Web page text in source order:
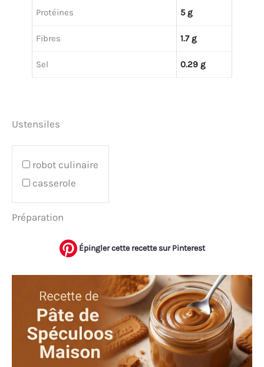
Protéines 5 g
Fibres 1.7 g
Sel 0.29 g
Ustensiles
robot culinaire
casserole
Préparation
Épingler cette recette sur Pinterest